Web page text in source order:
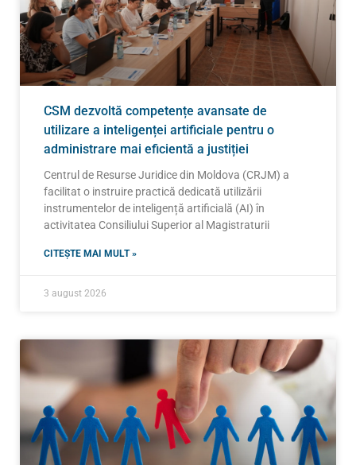
CSM dezvoltă competențe avansate de
utilizare a inteligenței artificiale pentru o
administrare mai eficientă a justiției
Centrul de Resurse Juridice din Moldova (CRJM) a
facilitat o instruire practică dedicată utilizării
instrumentelor de inteligență artificială (AI) în
activitatea Consiliului Superior al Magistraturii
CITEȘTE MAI MULT »
3 august 2026